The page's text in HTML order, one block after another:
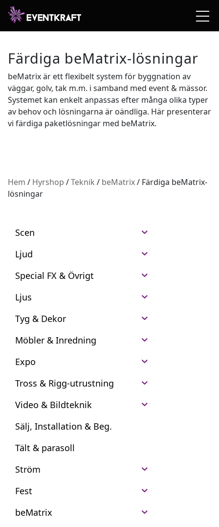
Färdiga beMatrix-lösningar
beMatrix är ett flexibelt system för byggnation av
väggar, golv, tak m.m. i samband med event & mässor.
Systemet kan enkelt anpassas efter många olika typer
av behov och lösningarna är oändliga. Här presenterar
vi färdiga paketlösningar med beMatrix.
Hem / Hyrshop /Teknik / beMatrix/ Färdiga beMatrix-
lösningar
Scen
Ljud
Special FX & Övrigt
Ljus
Tyg & Dekor
Möbler & Inredning
Expo
Tross & Rigg-utrustning
Video & Bildteknik
Sälj, Installation & Beg.
Tält & parasoll
Ström
Fest
beMatrix